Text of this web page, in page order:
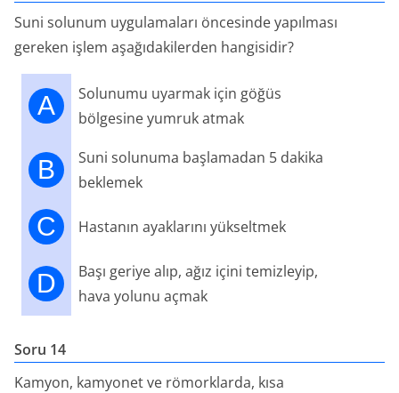
Suni solunum uygulamaları öncesinde yapılması
gereken işlem aşağıdakilerden hangisidir?
A
Solunumu uyarmak için göğüs
bölgesine yumruk atmak
B
Suni solunuma başlamadan 5 dakika
beklemek
C Hastanın ayaklarını yükseltmek
D
Başı geriye alıp, ağız içini temizleyip,
hava yolunu açmak
Soru 14
Kamyon, kamyonet ve römorklarda, kısa